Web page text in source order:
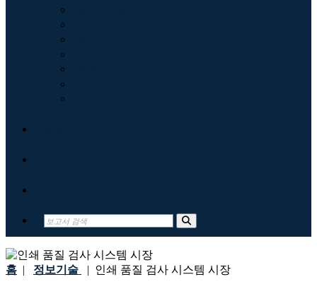
홈 | 정보기술 | 인쇄 품질 검사 시스템 시장